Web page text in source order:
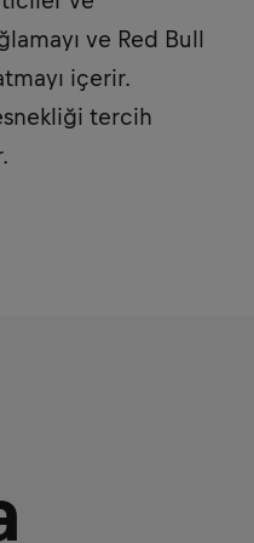
ve Red Bull
içerir.
tercih